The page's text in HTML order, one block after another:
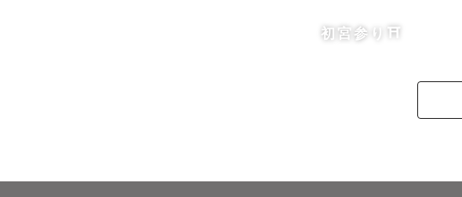
「人を撮る」ことの魅力に
初宮参り⛩️